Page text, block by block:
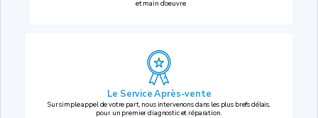
et main d’oeuvre.
Le Service Après-vente
Sur simple appel de votre part, nous intervenons dans les plus brefs délais,
pour un premier diagnostic et réparation.